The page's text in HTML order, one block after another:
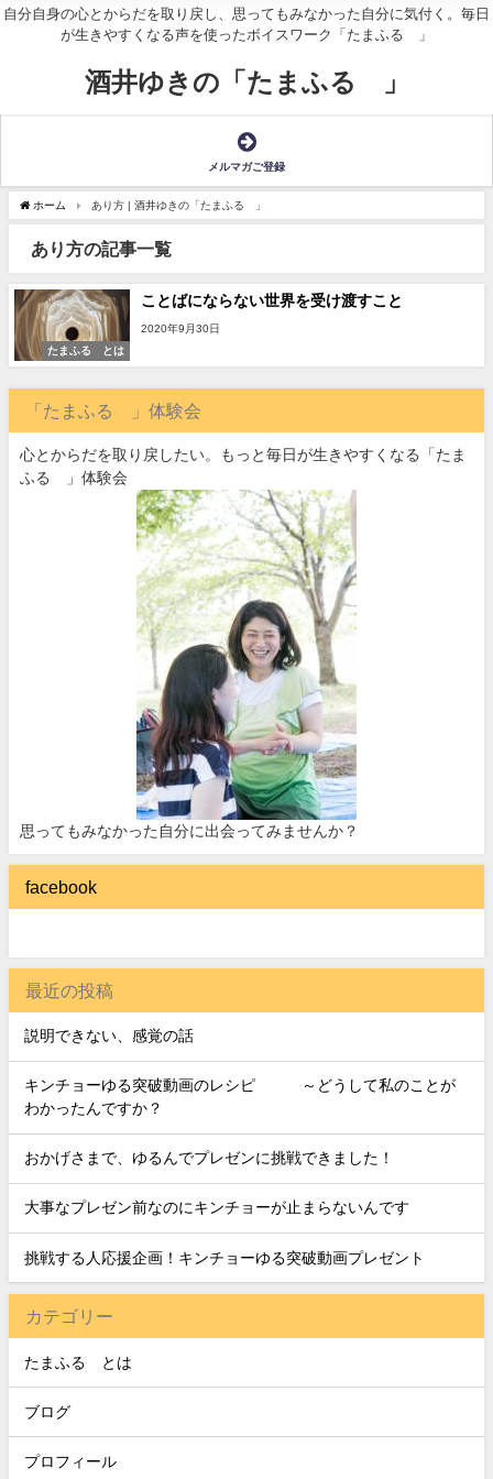
自分自身の心とからだを取り戻し、思ってもみなかった自分に気付く。毎日
が生きやすくなる声を使ったボイスワーク「たまふる®」
酒井ゆきの「たまふる®」
メルマガご登録
ホーム あり方 | 酒井ゆきの「たまふる®」
あり方の記事一覧
たまふる®とは
ことばにならない世界を受け渡すこと
2020年9月30日
「たまふる®」体験会
心とからだを取り戻したい。もっと毎日が生きやすくなる「たま
ふる®」体験会
思ってもみなかった自分に出会ってみませんか？
facebook
最近の投稿
説明できない、感覚の話
キンチョーゆる突破動画のレシピ ～どうして私のことが
わかったんですか？
おかげさまで、ゆるんでプレゼンに挑戦できました！
大事なプレゼン前なのにキンチョーが止まらないんです
挑戦する人応援企画！キンチョーゆる突破動画プレゼント
カテゴリー
たまふる®とは
ブログ
プロフィール